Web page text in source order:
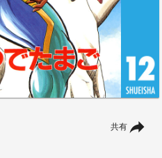
共有